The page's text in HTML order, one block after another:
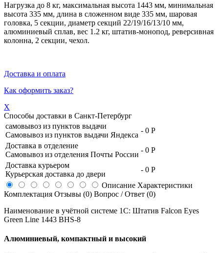
Нагрузка до 8 кг, максимальная высота 1443 мм, минимальная
высота 335 мм, длина в сложенном виде 335 мм, шаровая
головка, 5 секции, диаметр секций 22/19/16/13/10 мм,
алюминиевый сплав, вес 1.2 кг, штатив-монопод, реверсивная
колонна, 2 секции, чехол.
Доставка и оплата
Как оформить заказ?
X
Способы доставки в Санкт-Петербург
самовывоз из пунктов выдачи
Самовывоз из пунктов выдачи Яндекса
- 0 Р
Доставка в отделение
Самовывоз из отделения Почты России
- 0 Р
Доставка курьером
Курьерская доставка до двери
- 0 Р
Описание Характеристики
Комплектация Отзывы (0) Вопрос / Ответ (0)
Наименование в учётной системе 1С: Штатив Falcon Eyes
Green Line 1443 BHS-8
Алюминиевый, компактный и высокий